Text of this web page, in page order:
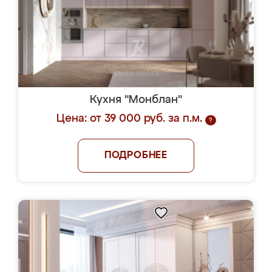
Кухня "Монблан"
Цена: от 39 000 руб. за п.м.
?
ПОДРОБНЕЕ